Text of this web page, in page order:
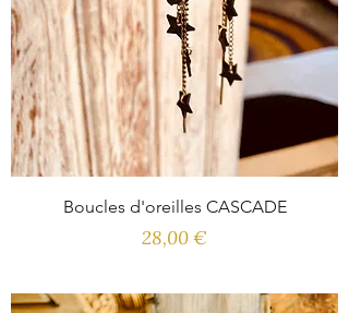
Boucles d'oreilles CASCADE
Prix
28,00 €